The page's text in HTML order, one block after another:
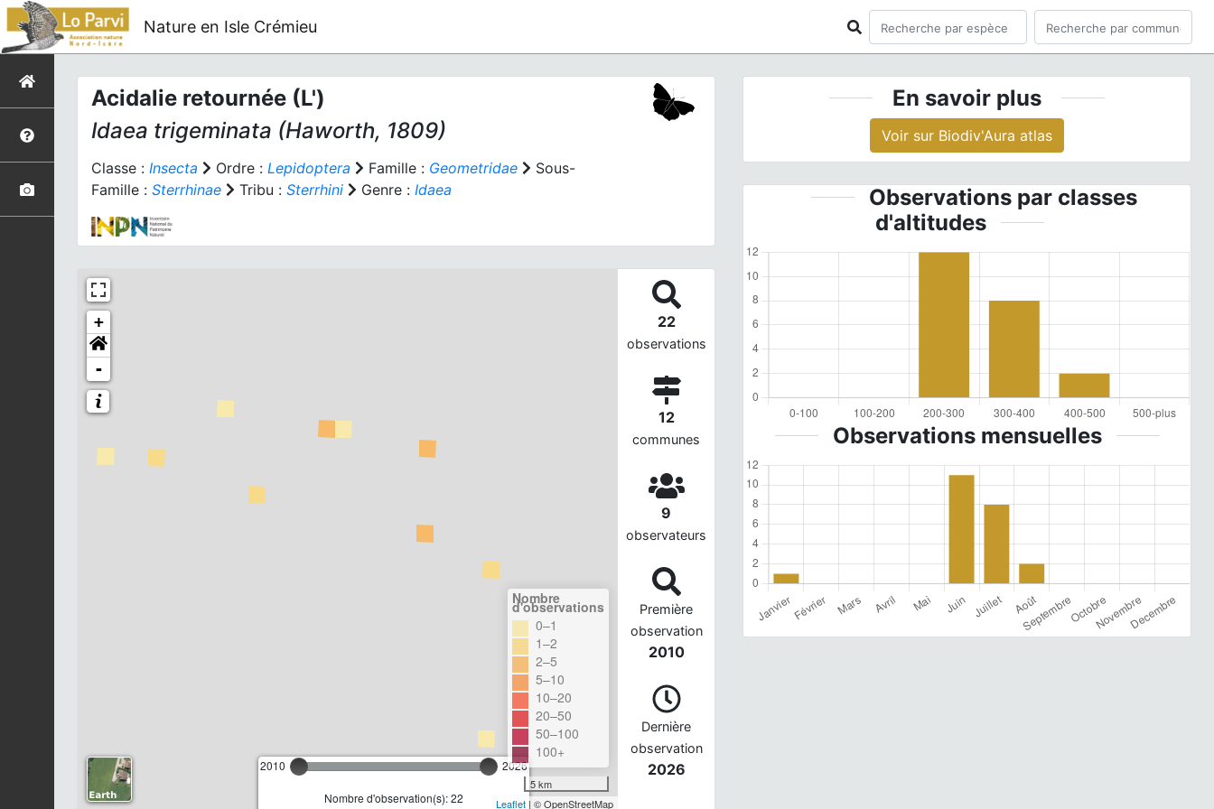
Nature en Isle Crémieu
Acidalie retournée (L')
Idaea trigeminata (Haworth, 1809)
Classe : Insecta Ordre : Lepidoptera Famille : Geometridae
Sous-
Famille : Sterrhinae Tribu : Sterrhini Genre : Idaea
+
-
2010 2026
Nombre d'observation(s): 22
Nombre
d'observations
0–1
1–2
2–5
5–10
10–20
20–50
50–100
100+
5 km
Leaflet| © OpenStreetMap
22
observations
12
communes
9
observateurs
Première
observation
2010
Dernière
observation
2026
En savoir plus
Voir sur Biodiv'Aura atlas
Observations par classes
d'altitudes
Observations mensuelles